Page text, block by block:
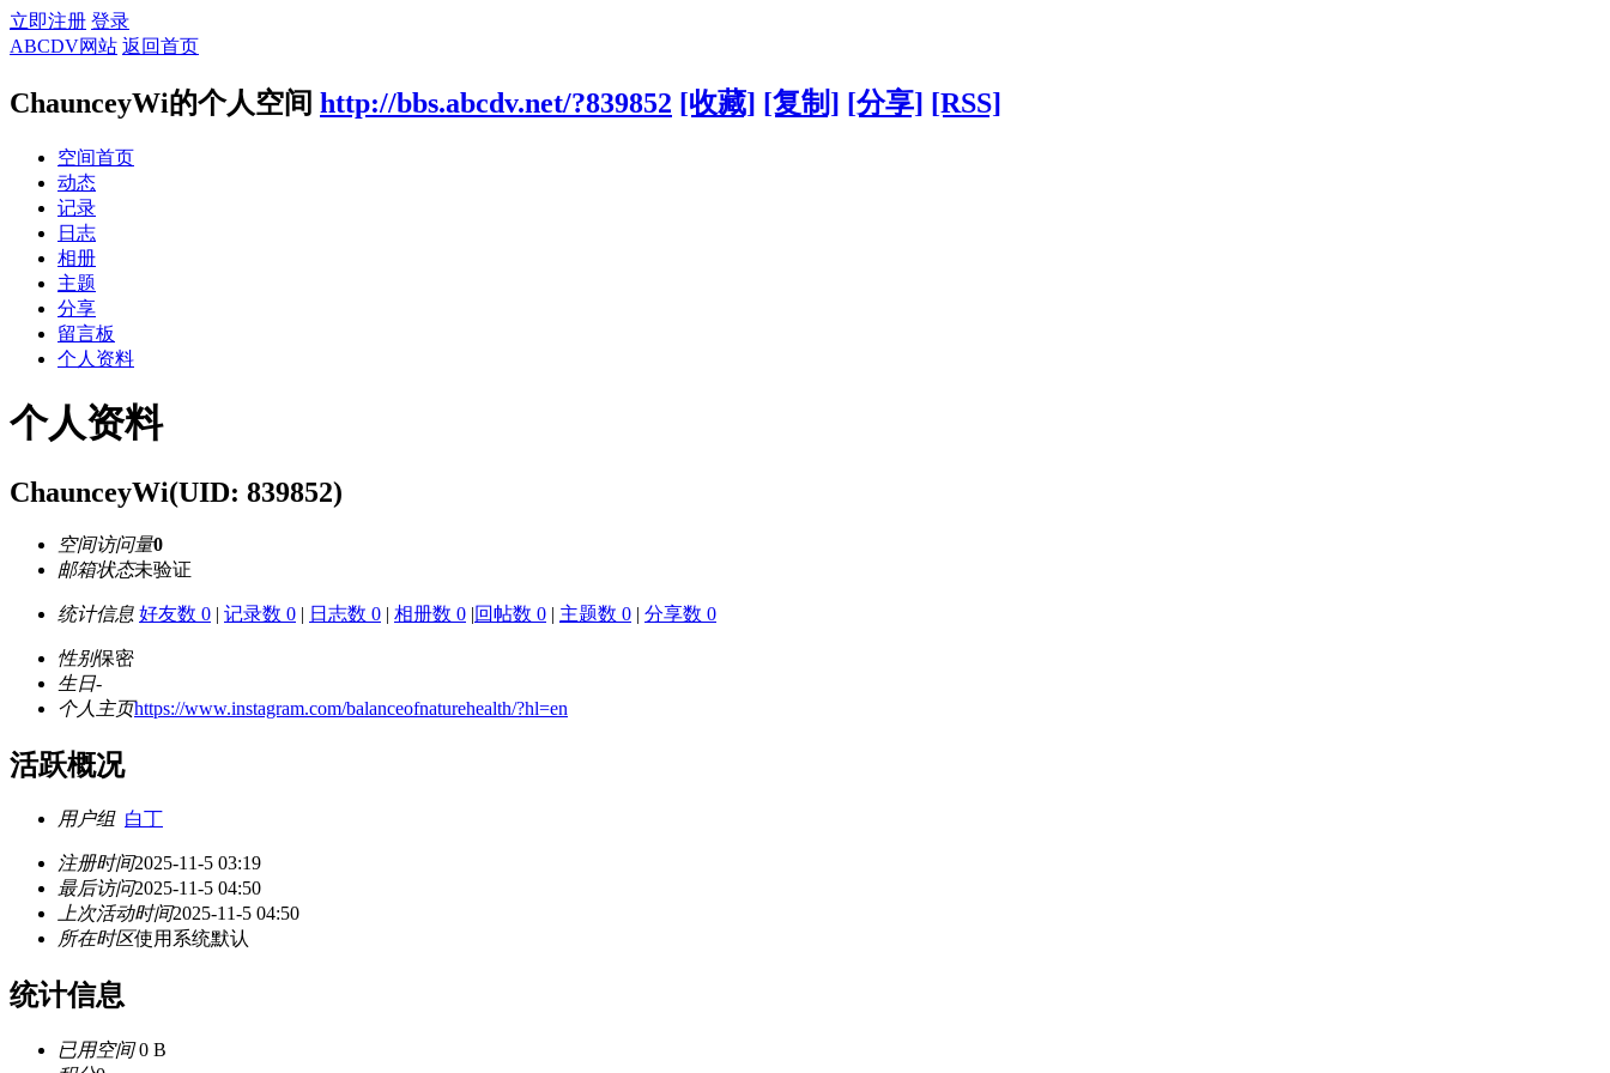
立即注册 登录
ABCDV网站 返回首页
ChaunceyWi的个人空间 http://bbs.abcdv.net/?839852 [收藏] [复制] [分享] [RSS]
空间首页
动态
记录
日志
相册
主题
分享
留言板
个人资料
个人资料
ChaunceyWi(UID: 839852)
空间访问量0
邮箱状态未验证
统计信息 好友数 0 | 记录数 0 | 日志数 0 | 相册数 0 |回帖数 0 | 主题数 0 | 分享数 0
性别保密
生日-
个人主页https://www.instagram.com/balanceofnaturehealth/?hl=en
活跃概况
用户组 白丁
注册时间2025-11-5 03:19
最后访问2025-11-5 04:50
上次活动时间2025-11-5 04:50
所在时区使用系统默认
统计信息
已用空间0 B